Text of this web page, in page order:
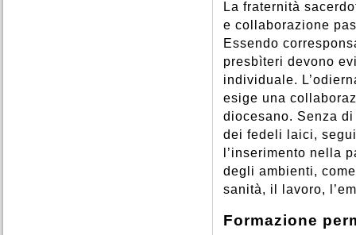
La fraternità
e collaborazione
Essendo
presbìteri devono
individuale.
esige una
diocesano. Senza
dei fedeli laici,
l’inserimento nella
degli ambienti,
sanità, il lavoro,
Formazione